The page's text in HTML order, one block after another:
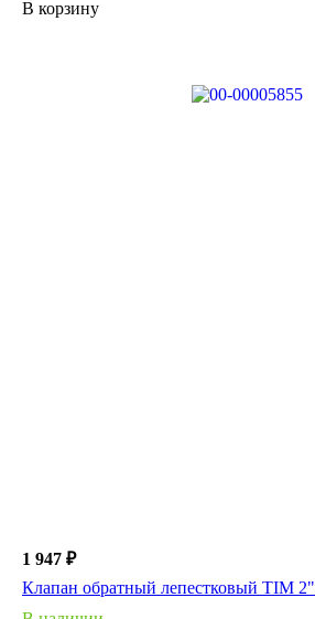
В корзину
1 947 ₽
Клапан обратный лепестковый TIM 2"